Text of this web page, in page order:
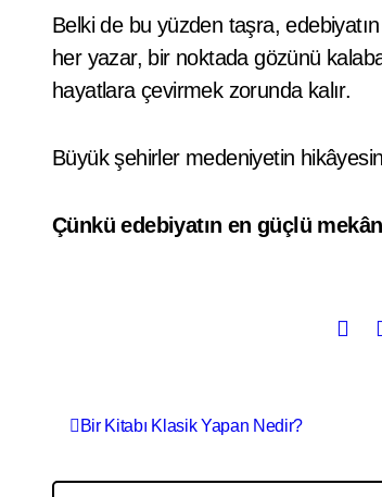
Belki de bu yüzden taşra,
her yazar, bir noktada gözünü
hayatlara çevirmek zorunda kalır.
Büyük şehirler medeniyetin
Çünkü edebiyatın en güçlü
Yazı
Bir Kitabı Klasik Yapan Nedir?